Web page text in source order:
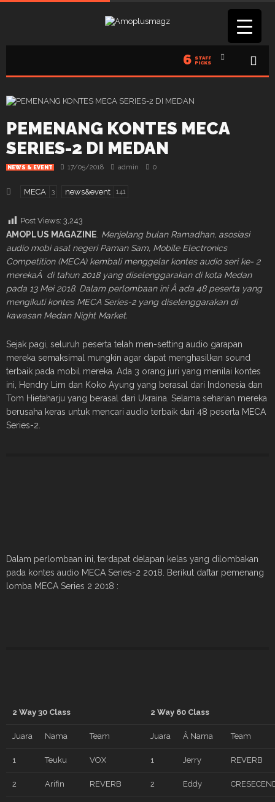
6 STAFF
PICKS
PEMENANG KONTES MECA
SERIES-2 DI MEDAN
NEWS & EVENT 17/05/2018 admin 0
MECA 3 news&event 141
Post Views: 3,243
AMOPLUS MAGAZINE Menjelang bulan Ramadhan, asosiasi
audio mobi asal negeri Paman Sam, Mobile Electronics
Competition (MECA) kembali menggelar kontes audio seri ke- 2
merekaÂ di tahun 2018 yang diselenggarakan di kota Medan
pada 13 Mei 2018. Dalam perlombaan ini Â ada 48 peserta yang
mengikuti kontes MECA Series-2 yang diselenggarakan di
kawasan Medan Night Market.
Sejak pagi, seluruh peserta telah men-setting audio garapan
mereka semaksimal mungkin agar dapat menghasilkan sound
terbaik pada mobil mereka. Ada 3 orang juri yang menilai kontes
ini, Hendry Lim dan Koko Ayung yang berasal dari Indonesia dan
Tom Hietaharju yang berasal dari Ukraina. Selama seharian mereka
berusaha keras untuk mencari audio terbaik dari 48 peserta MECA
Series-2.
Dalam perlombaan ini, terdapat delapan kelas yang dilombakan
pada kontes audio MECA Series-2 2018. Berikut daftar pemenang
lomba MECA Series 2 2018 :
2 Way 30 Class 2 Way 60 Class
Juara Nama Team Juara Â Nama Team
1 Teuku VOX 1 Jerry REVERB
2 Arifin REVERB 2 Eddy